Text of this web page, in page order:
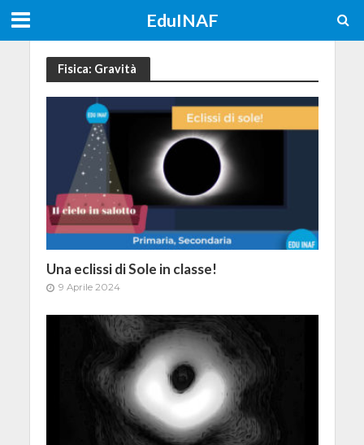
EduINAF
Fisica: Gravità
Una eclissi di Sole in classe!
9 Aprile 2024